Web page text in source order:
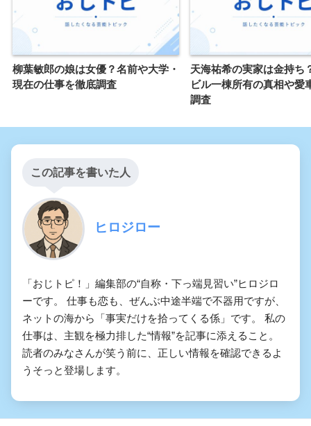
柳葉敏郎の娘は女優？名前や大学・
現在の仕事を徹底調査
天海祐希の実家は金持ち
ビル一棟所有の真相や愛
調査
この記事を書いた人
ヒロジロー
「おじトピ！」編集部の“自称・下っ端見習い”ヒロジロ
ーです。 仕事も恋も、ぜんぶ中途半端で不器用ですが、
ネットの海から「事実だけを拾ってくる係」です。 私の
仕事は、主観を極力排した“情報”を記事に添えること。
読者のみなさんが笑う前に、正しい情報を確認できるよ
うそっと登場します。